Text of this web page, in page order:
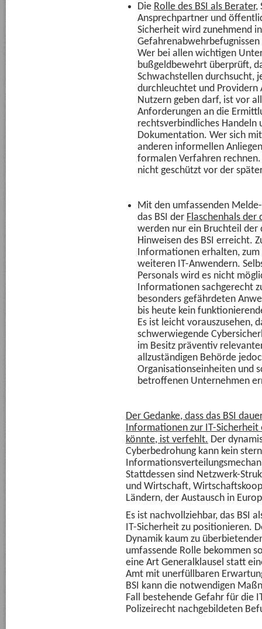
Die Rolle des BSI als Berater,
Ansprechpartner und
Sicherheit wird zunehmend
Wer bei allen wichtigen
bußgeldbewehrt überprüft,
Schwachstellen durchsucht,
durchleuchtet und Providern
Nutzern geben darf, ist vor
Anforderungen an die
rechtsverbindliches Handeln
Dokumentation. Wer sich
anderen informellen
formalen Verfahren
nicht geschützt vor der
Mit den umfassenden
das BSI der Flaschenhals der
werden nur ein Bruchteil
Hinweisen des BSI erreicht.
Informationen erhalten,
weiteren IT-Anwendern.
Personals wird es nicht
Informationen sachgerecht
besonders gefährdeten
bis heute kein
Es ist leicht vorauszusehen,
schwerwiegende
im Besitz präventiv
allzuständigen Behörde
Organisationseinheiten und
betroffenen Unternehmen
Der Gedanke, dass das BSI
Informationen zur IT-
könnte, ist verfehlt. Der
Cyberbedrohung kann kein
Stattdessen sind Netzwerk-
und Wirtschaft,
Ländern, der Austausch in
Es ist nachvollziehbar, das BSI
IT-Sicherheit zu positionieren.
Dynamik kaum zu
umfassende Rolle bekommen
eine Art Generalklausel statt
Amt mit unerfüllbaren
BSI kann die notwendigen
Fall bestehende Gefahr für die
Polizeirecht nachgebildeten